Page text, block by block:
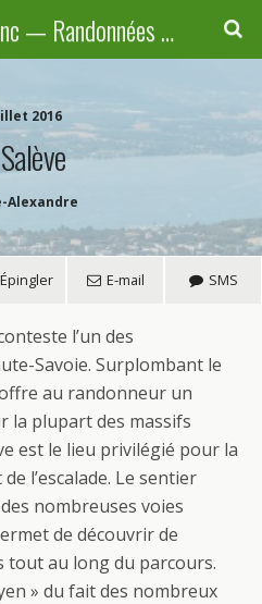
Randos-MontBlanc — Randonnées pédestres familiales en Haute-Savoie, Suisse et Italie
2016
Alexandre
Épingler E-mail SMS
l’un des
Savoie. Surplombant le
au randonneur un
la plupart des massifs
est le lieu privilégié pour la
l’escalade. Le sentier
nombreuses voies
de découvrir de
tout au long du parcours.
» du fait des nombreux